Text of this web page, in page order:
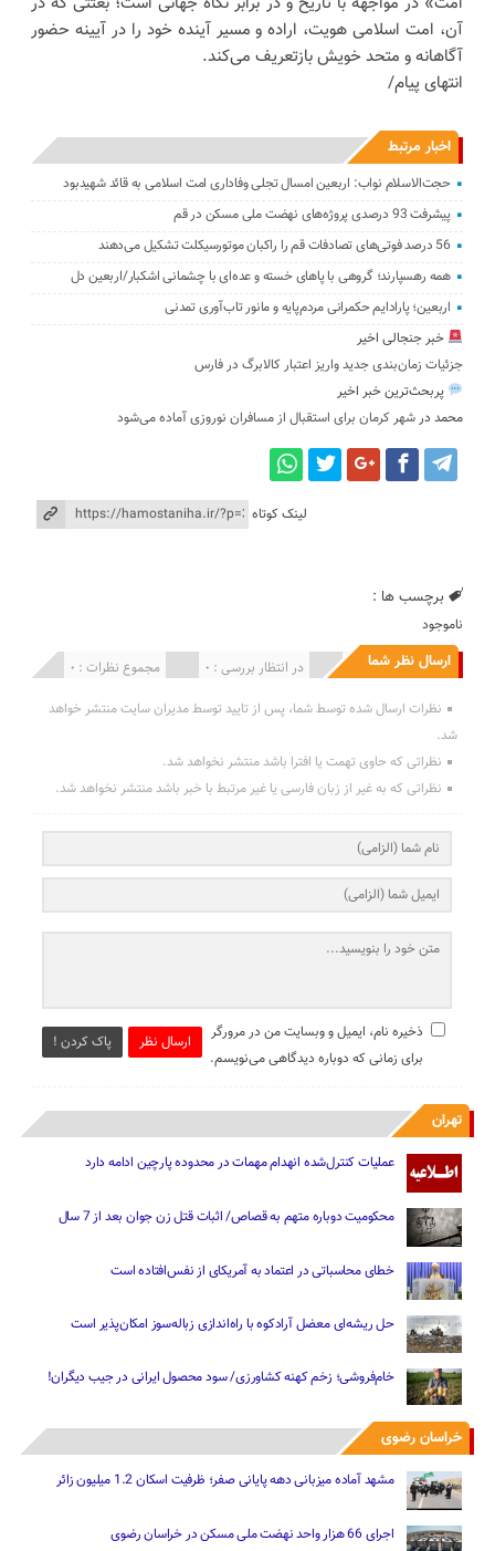
آن، امت اسلامی هویت، اراده و مسیر آینده خود را در آیینه حضور
آگاهانه و متحد خویش بازتعریف می‌کند.
انتهای پیام/
اخبار مرتبط
حجت‌الاسلام نواب: اربعین امسال تجلی وفاداری امت اسلامی به قائد شهیدبود
پیشرفت 93 درصدی پروژه‌های نهضت ملی مسکن در قم
56 درصد فوتی‌های تصادفات قم را راکبان موتورسیکلت تشکیل می‌دهند
همه رهسپارند؛ گروهی با پاهای خسته و عده‌ای با چشمانی اشکبار/اربعین دل
اربعین؛ پارادایم حکمرانی مردم‌پایه و مانور تاب‌آوری تمدنی
خبر جنجالی اخیر
جزئیات زمان‌بندی جدید واریز اعتبار کالابرگ در فارس
پربحث‌ترین خبر اخیر
محمد درشهر کرمان برای استقبال از مسافران نوروزی آماده می‌شود
لینک کوتاه
برچسب ها :
ناموجود
ارسال نظر شما مجموع نظرات : 0 در انتظار بررسی : 0 انتشار یافته : 0
نظرات ارسال شده توسط شما، پس از تایید توسط مدیران سایت منتشر خواهد
شد.
نظراتی که حاوی تهمت یا افترا باشد منتشر نخواهد شد.
نظراتی که به غیر از زبان فارسی یا غیر مرتبط با خبر باشد منتشر نخواهد شد.
ارسال نظر پاک کردن !
ذخیره نام، ایمیل و وبسایت من در مرورگر
برای زمانی که دوباره دیدگاهی می‌نویسم.
تهران
عملیات کنترل‌شده انهدام مهمات در محدوده پارچین ادامه دارد
محکومیت دوباره متهم به قصاص/ اثبات قتل زن جوان بعد از 7 سال
خطای محاسباتی در اعتماد به آمریکای از نفس‌افتاده است
حل ریشه‌ای معضل آرادکوه با راه‌اندازی زباله‌سوز امکان‌پذیر است
خام‌فروشی؛ زخم کهنه کشاورزی/ سود محصول ایرانی در جیب دیگران!
خراسان رضوی
مشهد آماده میزبانی دهه پایانی صفر؛ ظرفیت اسکان 1.2 میلیون زائر
اجرای 66 هزار واحد نهضت ملی مسکن در خراسان رضوی